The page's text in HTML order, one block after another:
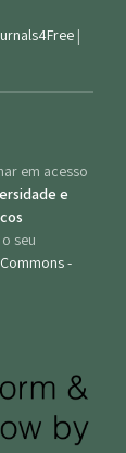
|
em acesso
e
seu
-